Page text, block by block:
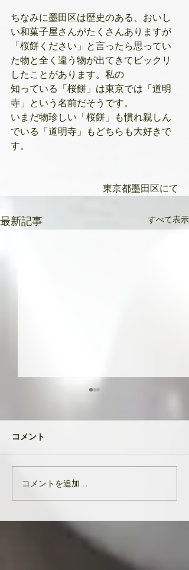
ちなみに墨田区は歴史のある、おいし
い和菓子屋さんがたくさんありますが
「桜餅ください」と言ったら思ってい
た物と全く違う物が出てきてビックリ
したことがあります。私の
知っている「桜餅」は東京では「道明
寺」という名前だそうです。
いまだ物珍しい「桜餅」も慣れ親しん
でいる「道明寺」もどちらも大好きで
す。
東京都墨田区にて
最新記事 すべて表示
生徒さんと私
コメント
コメントを追加…